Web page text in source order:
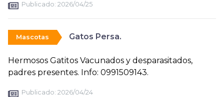
Publicado: 2026/04/25
Mascotas Gatos Persa.
Hermosos Gatitos Vacunados y desparasitados,
padres presentes. Info: 0991509143.
Publicado: 2026/04/24